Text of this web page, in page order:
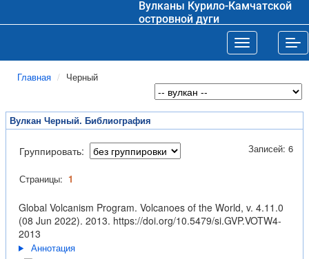
Вулканы Курило-Камчатской
островной дуги
Toggle
Главная Черный
Вулкан Черный. Библиография
Группировать: Записей: 6
Страницы: 1
Global Volcanism Program. Volcanoes of the World, v. 4.11.0
(08 Jun 2022). 2013. https://doi.org/10.5479/si.GVP.VOTW4-
2013
Аннотация